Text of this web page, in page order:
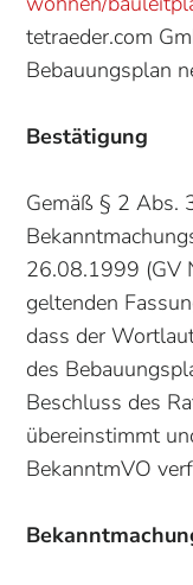
tetraeder.com
Bebauungsplan
Bestätigung
Gemäß § 2 Abs.
26.08.1999 (GV
geltenden
dass der
des
Beschluss des
übereinstimmt
BekanntmVO